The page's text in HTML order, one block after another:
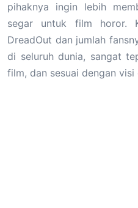
pihaknya ingin lebih
segar untuk film horor.
DreadOut dan jumlah
di seluruh dunia, sangat
film, dan sesuai dengan